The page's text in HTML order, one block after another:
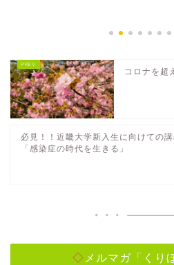
コロナを超
必見！！近畿大学新入生に向けての
「感染症の時代を生きる」
◇メルマガ「く